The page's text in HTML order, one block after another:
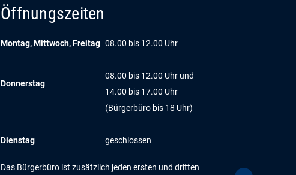
Öffnungszeiten
Montag, Mittwoch, Freitag 08.00 bis 12.00 Uhr
Donnerstag
08.00 bis 12.00 Uhr und
14.00 bis 17.00 Uhr
(Bürgerbüro bis 18 Uhr)
Dienstag geschlossen
Das Bürgerbüro ist zusätzlich jeden ersten und dritten